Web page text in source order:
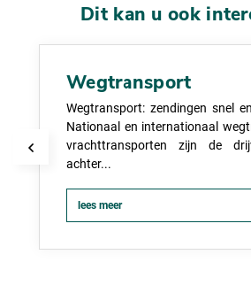
Dit kan u ook
Wegtransport
Wegtransport: zendingen snel
Nationaal en internationaal
vrachttransporten zijn de
achter...
lees meer